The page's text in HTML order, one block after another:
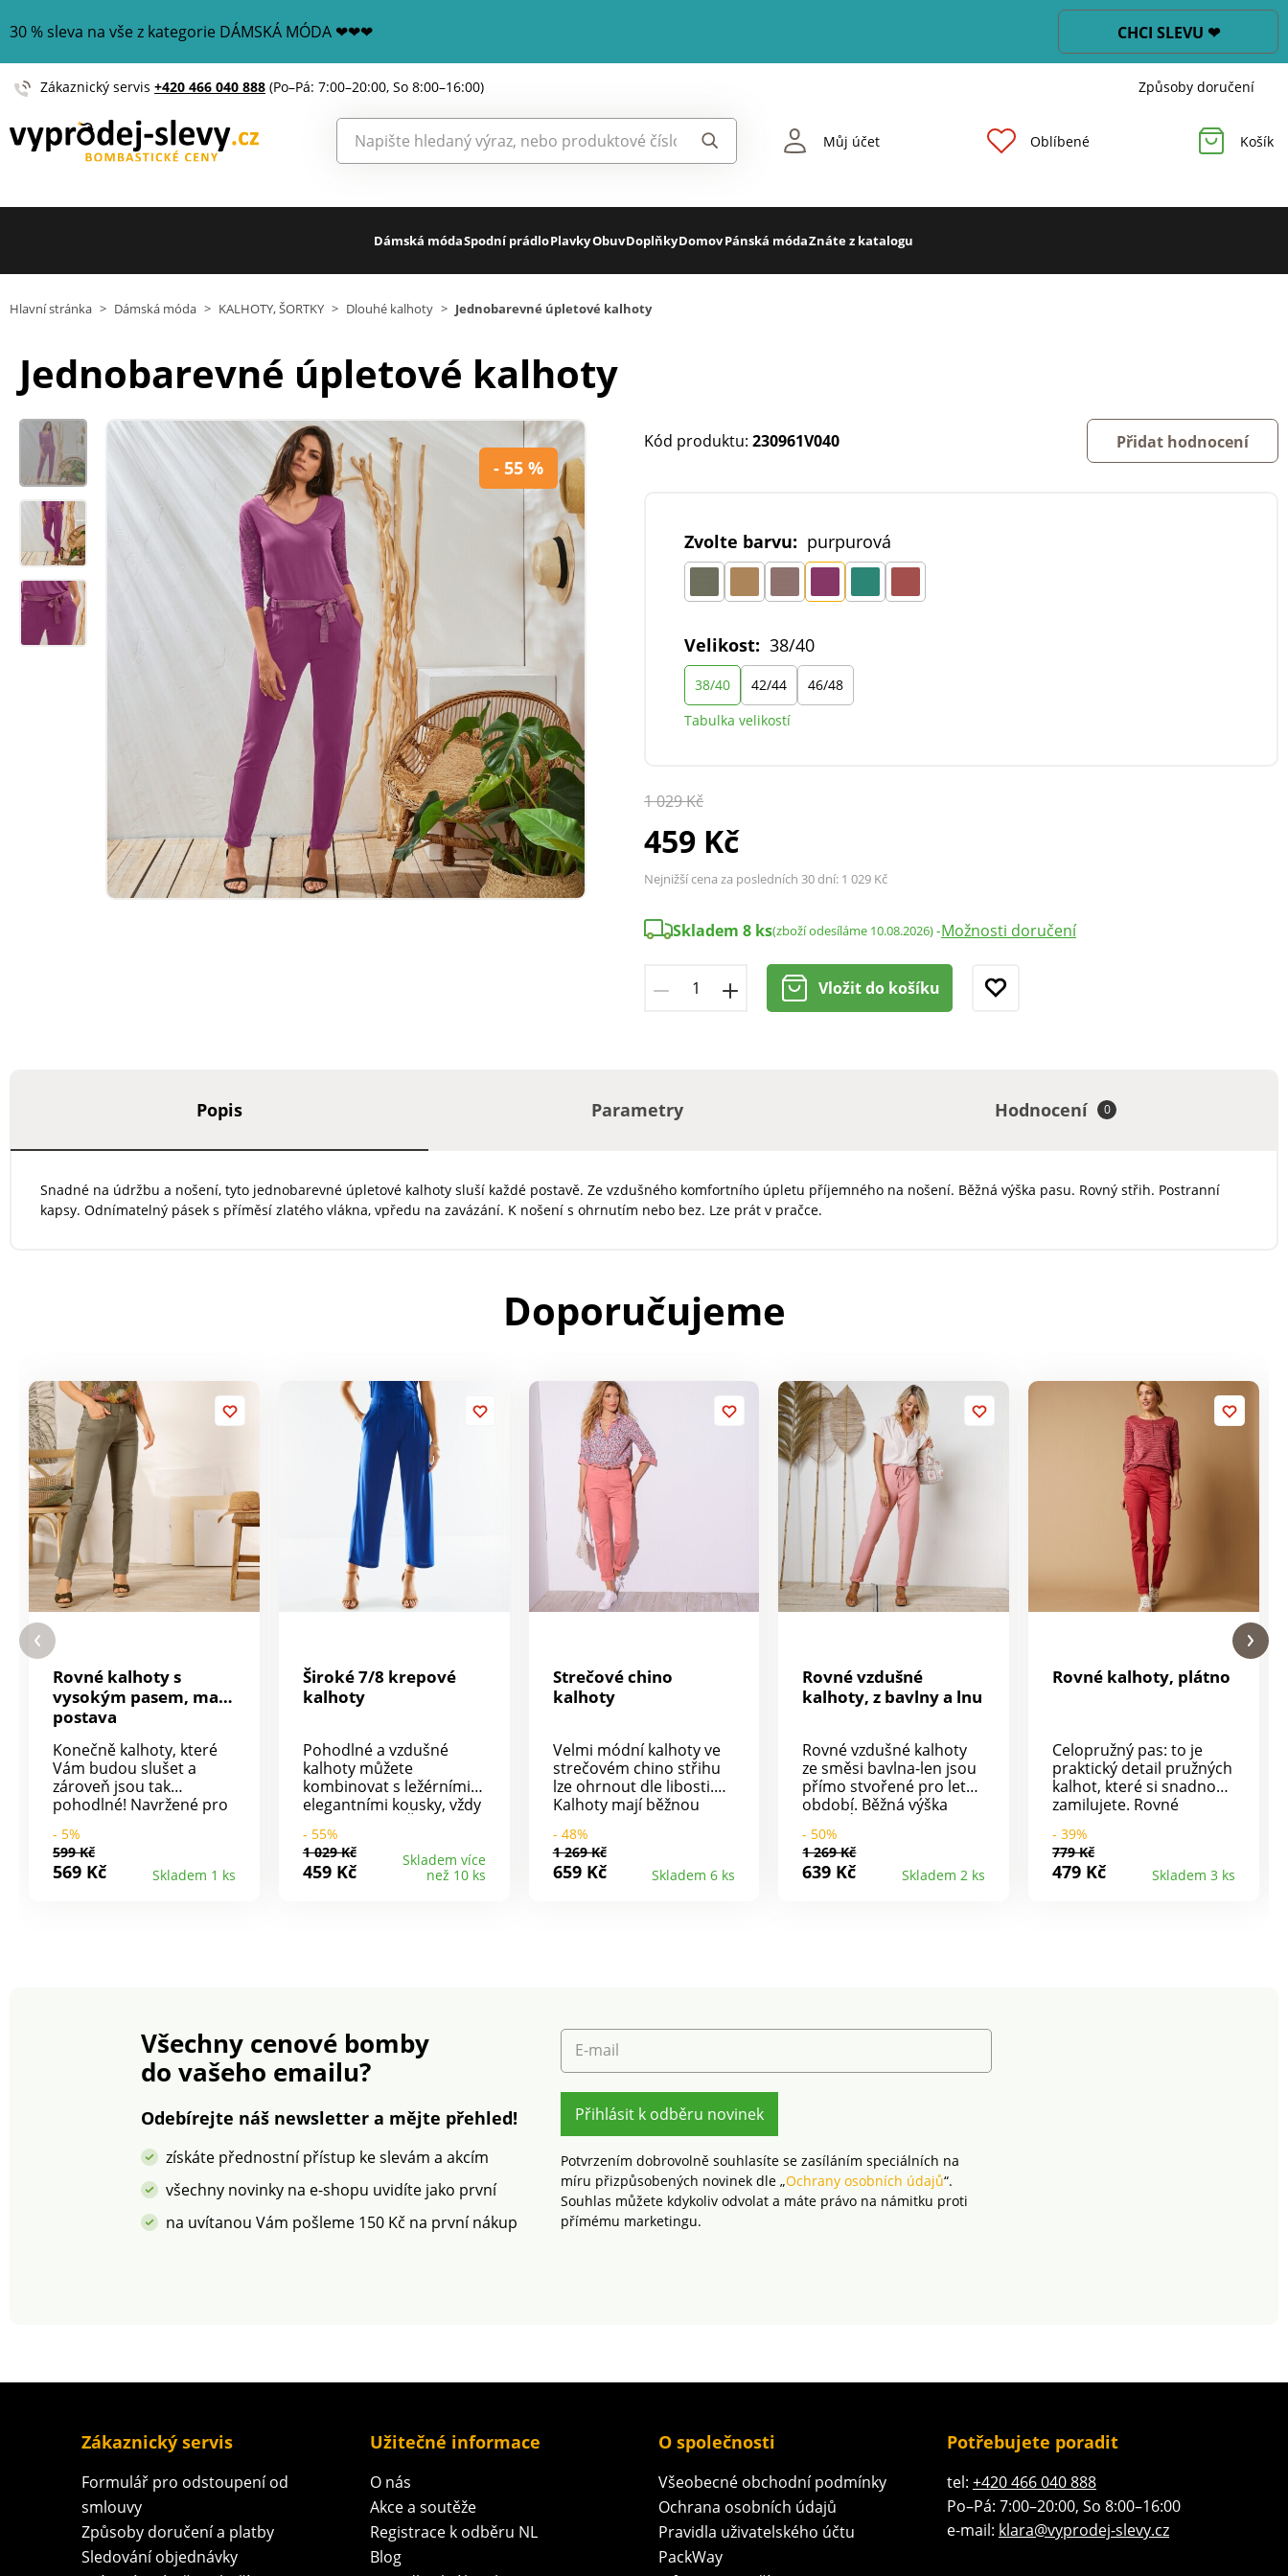
30 % sleva na vše z kategorie DÁMSKÁ MÓDA ❤❤❤ CHCI SLEVU ❤
Zákaznický servis +420 466 040 888 (Po–Pá: 7:00–20:00, So 8:00–16:00) Způsoby doručení
Můj účet Oblíbené Košík
Dámská módaSpodní prádloPlavkyObuvDoplňkyDomovPánská módaZnáte z katalogu
Hlavní stránka > Dámská móda > KALHOTY, ŠORTKY > Dlouhé kalhoty > Jednobarevné úpletové kalhoty
Jednobarevné úpletové kalhoty
- 55 %
Kód produktu: 230961V040 Přidat hodnocení
Zvolte barvu: purpurová
Velikost: 38/40
38/40 42/44
46/48
Tabulka velikostí
1 029 Kč
459 Kč
Nejnižší cena za posledních 30 dní: 1 029 Kč
Skladem 8 ks(zboží odesíláme 10.08.2026)-Možnosti doručení
Vložit do košíku
Popis Parametry Hodnocení 0
Snadné na údržbu a nošení, tyto jednobarevné úpletové kalhoty sluší každé postavě. Ze vzdušného komfortního úpletu příjemného na nošení. Běžná výška pasu. Rovný střih. Postranní
kapsy. Odnímatelný pásek s příměsí zlatého vlákna, vpředu na zavázání. K nošení s ohrnutím nebo bez. Lze prát v pračce.
Doporučujeme
Rovné kalhoty s
vysokým pasem, malá
postava
Konečně kalhoty, které
Vám budou slušet a
zároveň jsou tak
pohodlné! Navržené pro
V rovném střihu. Vysoký
pas. Vsazený tvarovaný
pas s poutky a knoflíčky.
- 5%
599 Kč
569 Kč Skladem 1 ks
Široké 7/8 krepové
kalhoty
Pohodlné a vzdušné
kalhoty můžete
kombinovat s ležérními i
elegantními kousky, vždy
vzdušný střih. 7/8 délka
odhalující kotníky. Běžná
výška pasu. Pas s poutky,
- 55%
1 029 Kč
459 Kč
Skladem více
než 10 ks
Strečové chino
kalhoty
Velmi módní kalhoty ve
strečovém chino střihu
lze ohrnout dle libosti.
Kalhoty mají běžnou
na bocích pružný od
velikosti 44. Zapínání na
zip + knoflík. Vpředu 2
- 48%
1 269 Kč
659 Kč Skladem 6 ks
Rovné vzdušné
kalhoty, z bavlny a lnu
Rovné vzdušné kalhoty
ze směsi bavlna-len jsou
přímo stvořené pro letní
období. Běžná výška
Vsazený široký pas s
mašlí, vzadu pružný.
Směs lnu/bavlny. Vpředu
- 50%
1 269 Kč
639 Kč Skladem 2 ks
Rovné kalhoty, plátno
Celopružný pas: to je
praktický detail pružných
kalhot, které si snadno
zamilujete. Rovné
pasem. Vhodné pro
různé příležitosti, vždy
pohodlné. Pružný
- 39%
779 Kč
479 Kč Skladem 3 ks
Všechny cenové bomby
do vašeho emailu?
Odebírejte náš newsletter a mějte přehled!
získáte přednostní přístup ke slevám a akcím
všechny novinky na e-shopu uvidíte jako první
na uvítanou Vám pošleme 150 Kč na první nákup
E-mail
Přihlásit k odběru novinek
Potvrzením dobrovolně souhlasíte se zasíláním speciálních na
míru přizpůsobených novinek dle „Ochrany osobních údajů“.
Souhlas můžete kdykoliv odvolat a máte právo na námitku proti
přímému marketingu.
Zákaznický servis
Formulář pro odstoupení od
smlouvy
Způsoby doručení a platby
Sledování objednávky
Užitečné informace
O nás
Akce a soutěže
Registrace k odběru NL
Blog
O společnosti
Všeobecné obchodní podmínky
Ochrana osobních údajů
Pravidla uživatelského účtu
PackWay
Potřebujete poradit
tel: +420 466 040 888
Po–Pá: 7:00–20:00, So 8:00–16:00
e-mail: klara@vyprodej-slevy.cz